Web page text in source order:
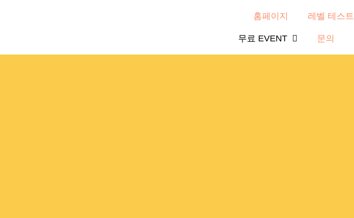
홈페이지 레벨 테스트
무료 EVENT 문의